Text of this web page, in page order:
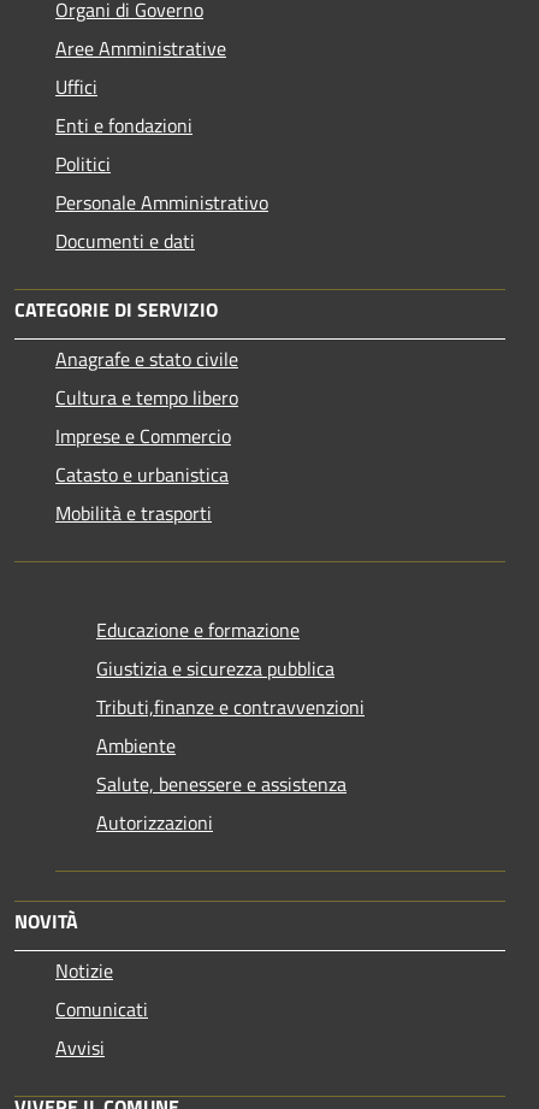
Organi di Governo
Aree Amministrative
Uffici
Enti e fondazioni
Politici
Personale Amministrativo
Documenti e dati
CATEGORIE DI SERVIZIO
Anagrafe e stato civile
Cultura e tempo libero
Imprese e Commercio
Catasto e urbanistica
Mobilità e trasporti
Educazione e formazione
Giustizia e sicurezza pubblica
Tributi,finanze e contravvenzioni
Ambiente
Salute, benessere e assistenza
Autorizzazioni
NOVITÀ
Notizie
Comunicati
Avvisi